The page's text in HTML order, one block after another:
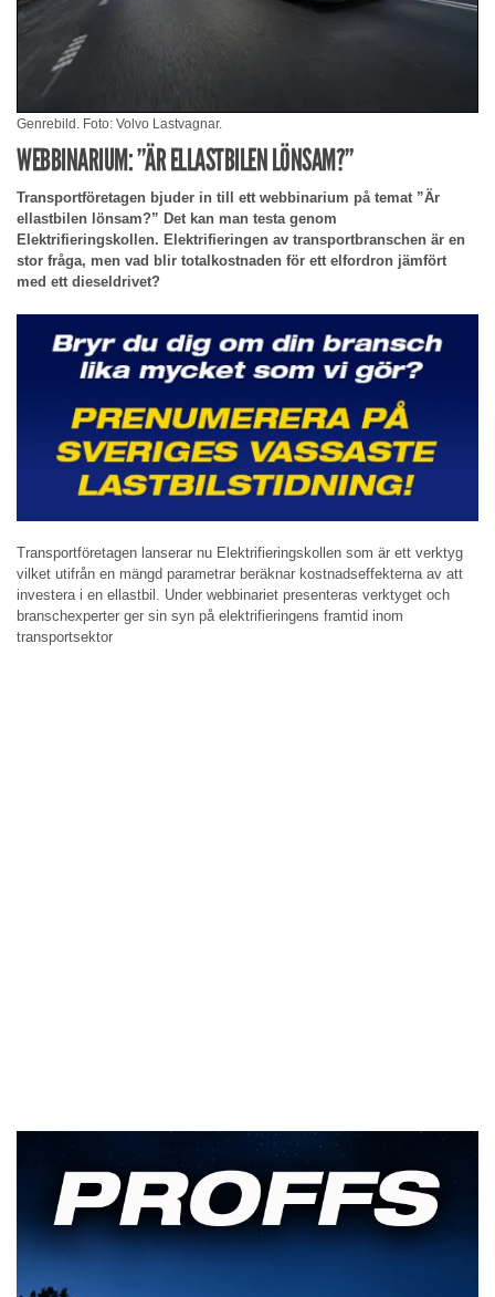
Genrebild. Foto: Volvo Lastvagnar.
WEBBINARIUM: ”ÄR ELLASTBILEN LÖNSAM?”
Transportföretagen bjuder in till ett webbinarium på temat ”Är
ellastbilen lönsam?” Det kan man testa genom
Elektrifieringskollen. Elektrifieringen av transportbranschen är en
stor fråga, men vad blir totalkostnaden för ett elfordron jämfört
med ett dieseldrivet?
Transportföretagen lanserar nu Elektrifieringskollen som är ett verktyg
vilket utifrån en mängd parametrar beräknar kostnadseffekterna av att
investera i en ellastbil. Under webbinariet presenteras verktyget och
branschexperter ger sin syn på elektrifieringens framtid inom
transportsektor